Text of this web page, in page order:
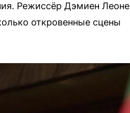
Режиссёр Дэмиен Леоне
откровенные сцены